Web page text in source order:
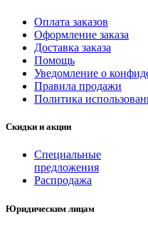
Оплата заказов
Оформление заказа
Доставка заказа
Помощь
Уведомление о
Правила продажи
Политика
Скидки и акции
Специальные
предложения
Распродажа
Юридическим лицам